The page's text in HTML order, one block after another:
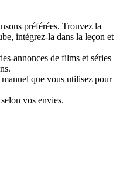
préférées. Trouvez la
intégrez-la dans la leçon et
annonces de films et séries
manuel que vous utilisez pour
vos envies.